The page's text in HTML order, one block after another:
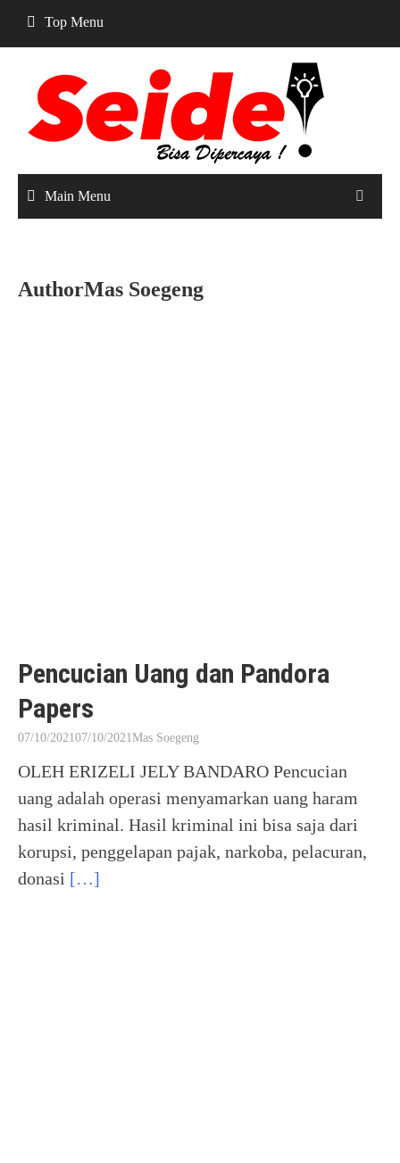
content
Top Menu
Main Menu
AuthorMas Soegeng
Pencucian Uang dan Pandora
Papers
07/10/202107/10/2021Mas Soegeng
OLEH ERIZELI JELY BANDARO Pencucian
uang adalah operasi menyamarkan uang haram
hasil kriminal. Hasil kriminal ini bisa saja dari
korupsi, penggelapan pajak, narkoba, pelacuran,
donasi […]